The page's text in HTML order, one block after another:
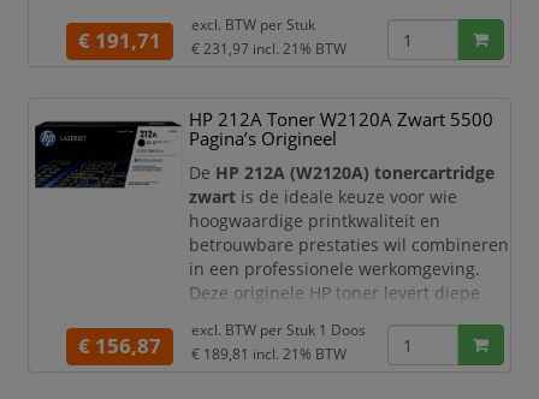
paginaopbrengst, ideaal voor dagelijks
intensief printgebruik.
JetIntelligence-technologie levert deze
tonercartridge consistente kwaliteit van
de eerste tot de laatste pagina. D
€ 191,71
excl. BTW per Stuk
€ 231,97 incl. 21% BTW
HP 212A Toner W2120A Zwart 5500
Pagina’s Origineel
De HP 212A (W2120A) tonercartridge
zwart is de ideale keuze voor wie
hoogwaardige printkwaliteit en
betrouwbare prestaties wil combineren
in een professionele werkomgeving.
Deze originele HP toner levert diepe
waardoor uw documenten altijd een
representatieve en verzorgde
€ 156,87
excl. BTW per Stuk 1 Doos
€ 189,81 incl. 21% BTW